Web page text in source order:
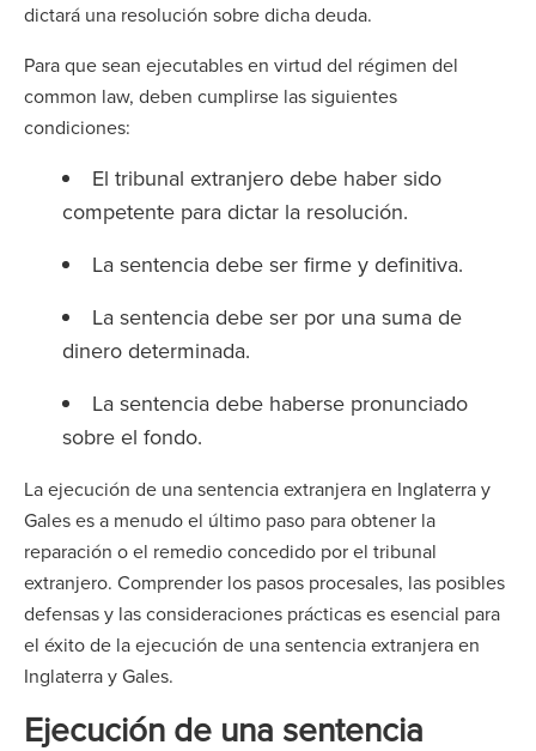
dictará una resolución sobre dicha deuda.
Para que sean ejecutables en virtud del régimen del
common law, deben cumplirse las siguientes
condiciones:
El tribunal extranjero debe haber sido
competente para dictar la resolución.
La sentencia debe ser firme y definitiva.
La sentencia debe ser por una suma de
dinero determinada.
La sentencia debe haberse pronunciado
sobre el fondo.
La ejecución de una sentencia extranjera en Inglaterra y
Gales es a menudo el último paso para obtener la
reparación o el remedio concedido por el tribunal
extranjero. Comprender los pasos procesales, las posibles
defensas y las consideraciones prácticas es esencial para
el éxito de la ejecución de una sentencia extranjera en
Inglaterra y Gales.
Ejecución de una sentencia